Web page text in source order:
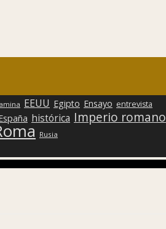
EEUU Egipto Ensayo entrevista
histórica Imperio romano
Rusia